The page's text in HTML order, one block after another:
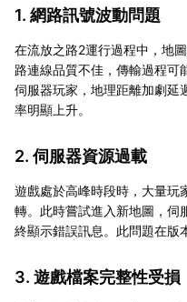
1. 網路訊號波動問題
在流放之路2運行過程中，地
路連線品質不佳，傳輸過程可
伺服器玩家，地理距離加劇延
率明顯上升。
2. 伺服器資源過載
遊戲處於高峰時段時，大量玩
轉。此時嘗試進入新地圖，伺
終顯示錯誤訊息。此問題在版
3. 遊戲檔案完整性受損